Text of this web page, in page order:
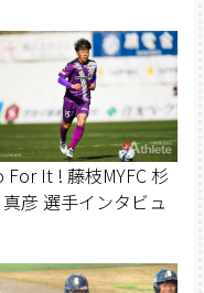
For It ! 藤枝MYFC 杉
彦 選手インタビュ